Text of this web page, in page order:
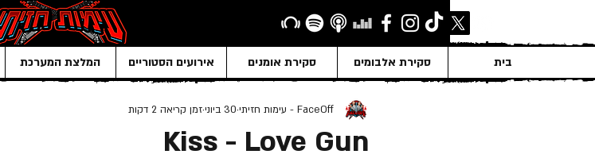
בית סקירת אלבומים סקירת אומנים אירועים הסטוריים המלצת המערכת
Kiss - Love Gun
FaceOff - עימות חזיתי 30 ביוני זמן קריאה 2 דקות